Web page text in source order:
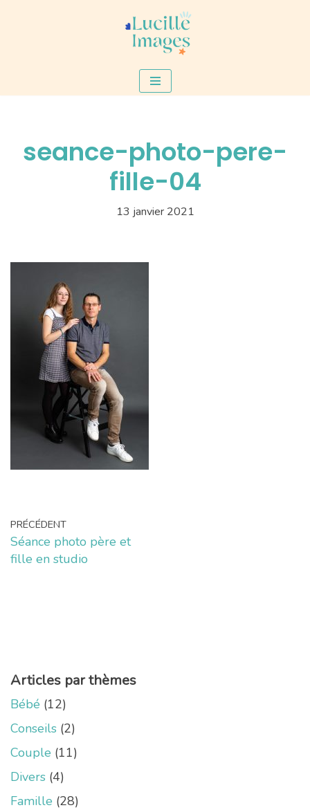
seance-photo-pere-
fille-04
13 janvier 2021
PRÉCÉDENT
Séance photo père et
fille en studio
Articles par thèmes
Bébé (12)
Conseils (2)
Couple (11)
Divers (4)
Famille (28)